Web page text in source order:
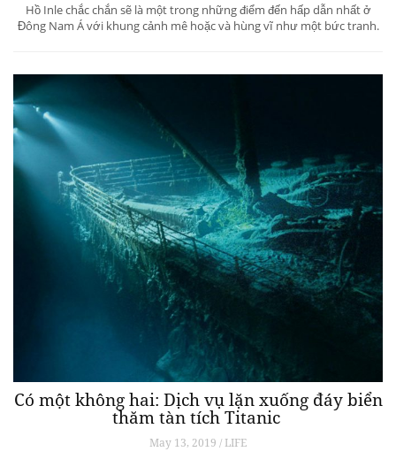
Hồ Inle chắc chắn sẽ là một trong những điểm đến hấp dẫn nhất ở
Đông Nam Á với khung cảnh mê hoặc và hùng vĩ như một bức tranh.
Có một không hai: Dịch vụ lặn xuống đáy biển
thăm tàn tích Titanic
May 13, 2019 / LIFE